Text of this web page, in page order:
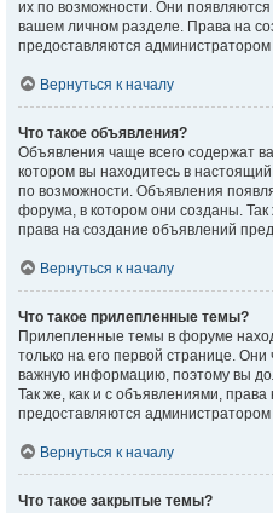
их по возможности. Они
вашем личном разделе. Права на
предоставляются
Вернуться к началу
Что такое объявления?
Объявления чаще всего содержат
котором вы находитесь в
по возможности. Объявления
форума, в котором они созданы.
права на создание объявлений
Вернуться к началу
Что такое прилепленные темы?
Прилепленные темы в форуме
только на его первой странице.
важную информацию, поэтому вы
Так же, как и с объявлениями,
предоставляются
Вернуться к началу
Что такое закрытые темы?